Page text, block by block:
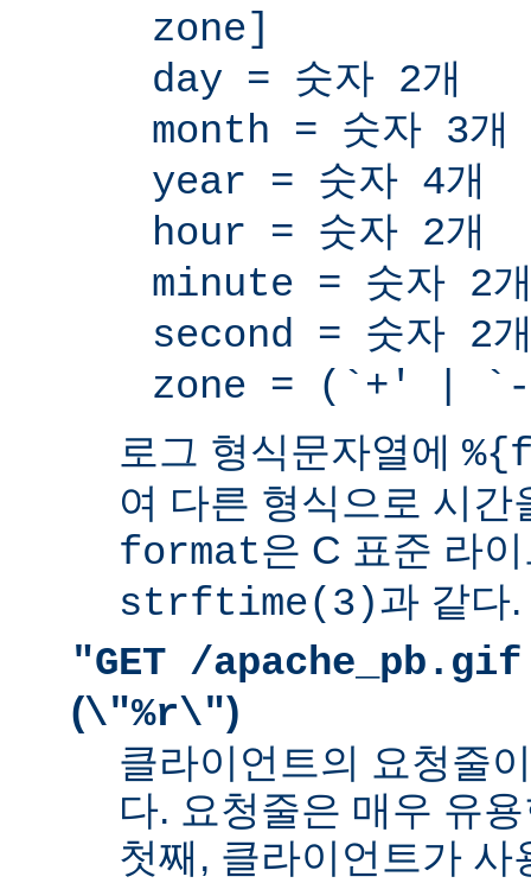
zone]
day = 숫자 2개
month = 숫자 3개
year = 숫자 4개
hour = 숫자 2개
minute = 숫자 2
second = 숫자 2
zone = (`+' | `-
로그 형식문자열에
여 다른 형식으로 시간
format은 C 표준 라
strftime(3)과 같다.
"GET /
(\"%r\")
클라이언트의 요청줄
다. 요청줄은 매우 유
첫째, 클라이언트가